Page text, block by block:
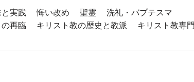
実践 悔い改め 聖霊
洗礼・バプテスマ
再臨 キリスト教の歴史と教派
キリスト教専